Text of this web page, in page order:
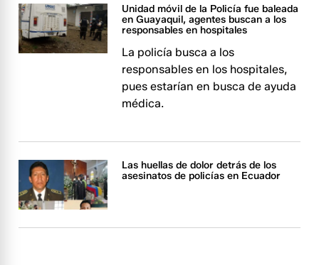
Unidad móvil de la Policía fue baleada
en Guayaquil, agentes buscan a los
responsables en hospitales
La policía busca a los
responsables en los hospitales,
pues estarían en busca de ayuda
médica.
Las huellas de dolor detrás de los
asesinatos de policías en Ecuador